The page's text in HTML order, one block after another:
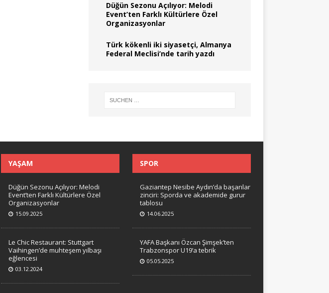
Düğün Sezonu Açılıyor: Melodi
Event’ten Farklı Kültürlere Özel
Organizasyonlar
Türk kökenli iki siyasetçi, Almanya
Federal Meclisi’nde tarih yazdı
YAŞAM
Düğün Sezonu Açılıyor: Melodi
Event’ten Farklı Kültürlere Özel
Organizasyonlar
15.09.2025
Le Chic Restaurant: Stuttgart
Vaihingen’de muhteşem yılbaşı
eğlencesi
03.12.2024
SPOR
Gaziantep Nesibe Aydın’da başarılar
zinciri: Sporda ve akademide gurur
tablosu
14.06.2025
YAFA Başkanı Özcan Şimşek’ten
Trabzonspor U19’a tebrik
05.05.2025